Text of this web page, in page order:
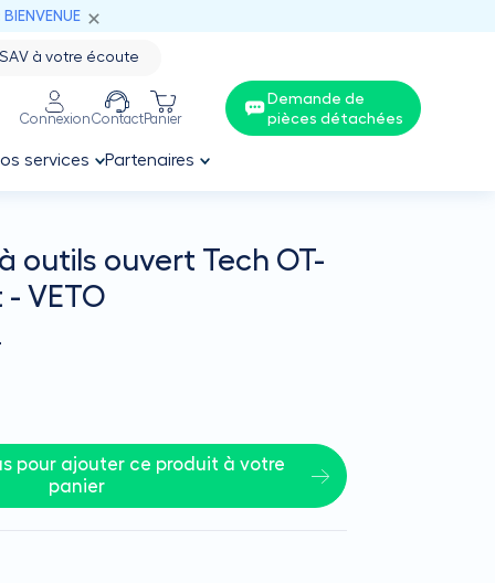
SAV à votre écoute
ConnexionContactPanier
Demande de
pièces détachées
services Partenaires
outils ouvert Tech OT-
VETO
pour ajouter ce produit à votre
panier